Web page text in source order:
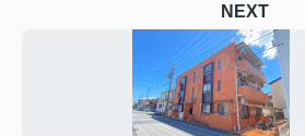
NEXT